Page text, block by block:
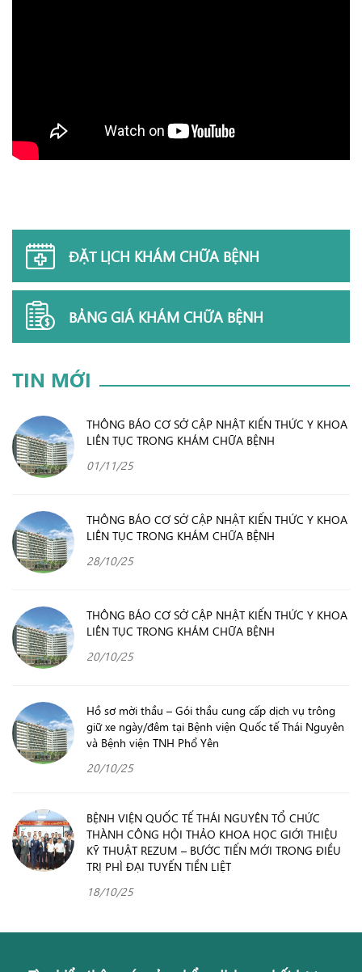
ĐẶT LỊCH KHÁM CHỮA BỆNH
BẢNG GIÁ KHÁM CHỮA BỆNH
TIN MỚI
THÔNG BÁO CƠ SỞ CẬP NHẬT KIẾN THỨC Y KHOA
LIÊN TỤC TRONG KHÁM CHỮA BỆNH
01/11/25
THÔNG BÁO CƠ SỞ CẬP NHẬT KIẾN THỨC Y KHOA
LIÊN TỤC TRONG KHÁM CHỮA BỆNH
28/10/25
THÔNG BÁO CƠ SỞ CẬP NHẬT KIẾN THỨC Y KHOA
LIÊN TỤC TRONG KHÁM CHỮA BỆNH
20/10/25
Hồ sơ mời thầu – Gói thầu cung cấp dịch vụ trông
giữ xe ngày/đêm tại Bệnh viện Quốc tế Thái Nguyên
và Bệnh viện TNH Phổ Yên
20/10/25
BỆNH VIỆN QUỐC TẾ THÁI NGUYÊN TỔ CHỨC
THÀNH CÔNG HỘI THẢO KHOA HỌC GIỚI THIỆU
KỸ THUẬT REZUM – BƯỚC TIẾN MỚI TRONG ĐIỀU
TRỊ PHÌ ĐẠI TUYẾN TIỀN LIỆT
18/10/25